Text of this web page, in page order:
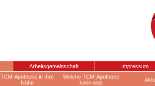
Arbeitsgemeinschaft Impressum
TCM-Apotheke in Ihre
Nähe
Welche TCM-Apotheke
kann was